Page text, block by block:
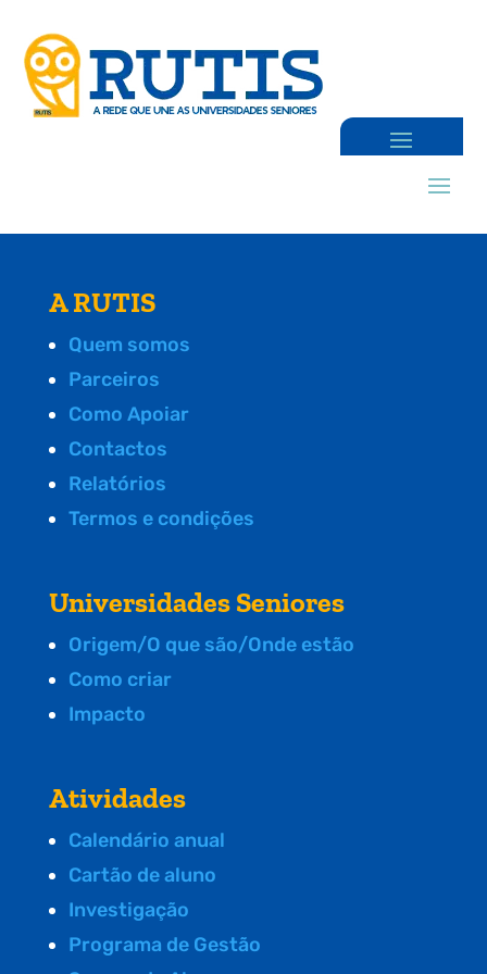
A RUTIS
Quem somos
Parceiros
Como Apoiar
Contactos
Relatórios
Termos e condições
Universidades Seniores
Origem/O que são/Onde estão
Como criar
Impacto
Atividades
Calendário anual
Cartão de aluno
Investigação
Programa de Gestão